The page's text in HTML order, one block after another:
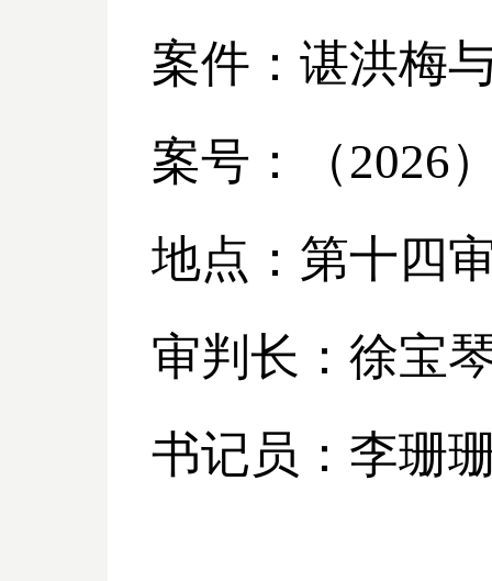
案件：谌洪梅
案号：（2026
地点：第十四
审判长：徐宝
书记员：李珊